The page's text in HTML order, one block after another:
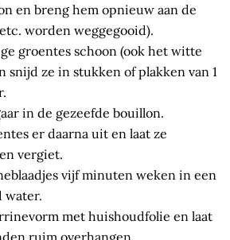
en breng hem opnieuw aan de
worden weggegooid).
groentes schoon (ook het witte
snijd ze in stukken of plakken van 1
in de gezeefde bouillon.
er daarna uit en laat ze
vergiet.
vijf minuten weken in een
water.
met huishoudfolie en laat
ruim overhangen.